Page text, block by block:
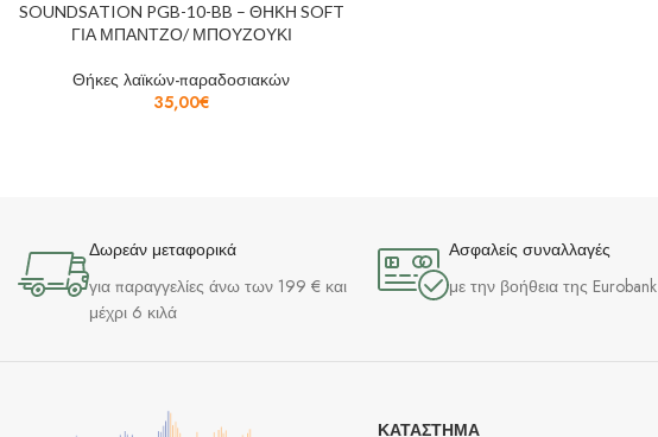
SOUNDSATION PGB-10-BB – ΘΗΚΗ SOFT
ΓΙΑ ΜΠΑΝΤΖΟ/ ΜΠΟΥΖΟΥΚΙ
Θήκες λαϊκών-παραδοσιακών
35,00€
Δωρεάν μεταφορικά
για παραγγελίες άνω των 199 € και
μέχρι 6 κιλά
Ασφαλείς συναλλαγές
με την βοήθεια της Eurobank
ΚΑΤΆΣΤΗΜΑ